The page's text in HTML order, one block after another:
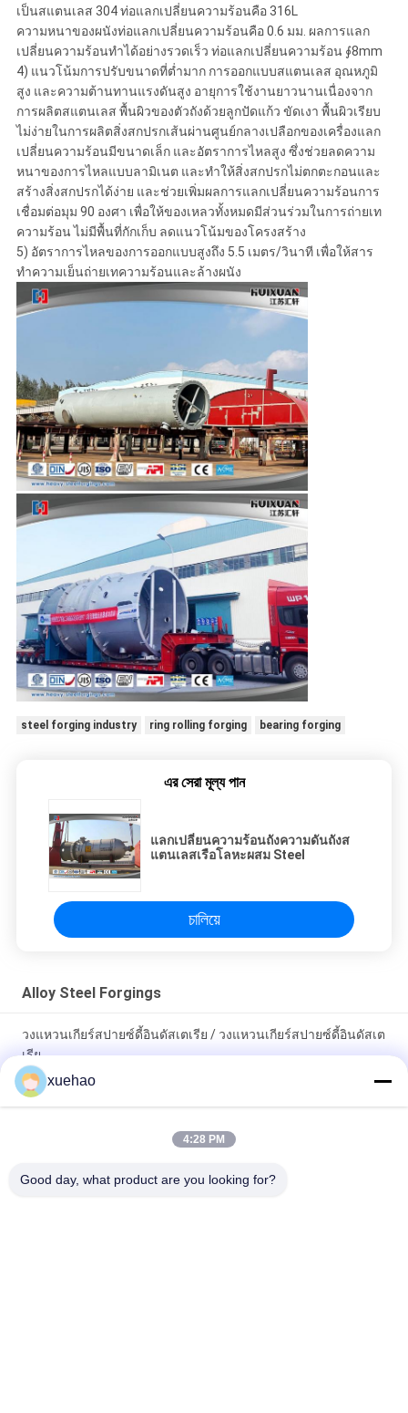
เป็นสแตนเลส 304 ท่อแลกเปลี่ยนความร้อนคือ 316L
ความหนาของผนังท่อแลกเปลี่ยนความร้อนคือ 0.6 มม. ผลการแลก
เปลี่ยนความร้อนทำได้อย่างรวดเร็ว ท่อแลกเปลี่ยนความร้อน ∮8mm
4) แนวโน้มการปรับขนาดที่ต่ำมาก การออกแบบสแตนเลส อุณหภูมิ
สูง และความต้านทานแรงดันสูง อายุการใช้งานยาวนานเนื่องจาก
การผลิตสแตนเลส พื้นผิวของตัวถังด้วยลูกปัดแก้ว ขัดเงา พื้นผิวเรียบ
ไม่ง่ายในการผลิตสิ่งสกปรกเส้นผ่านศูนย์กลางเปลือกของเครื่องแลก
เปลี่ยนความร้อนมีขนาดเล็ก และอัตราการไหลสูง ซึ่งช่วยลดความ
หนาของการไหลแบบลามิเนต และทำให้สิ่งสกปรกไม่ตกตะกอนและ
สร้างสิ่งสกปรกได้ง่าย และช่วยเพิ่มผลการแลกเปลี่ยนความร้อนการ
เชื่อมต่อมุม 90 องศา เพื่อให้ของเหลวทั้งหมดมีส่วนร่วมในการถ่ายเท
ความร้อน ไม่มีพื้นที่กักเก็บ ลดแนวโน้มของโครงสร้าง
5) อัตราการไหลของการออกแบบสูงถึง 5.5 เมตร/วินาที เพื่อให้สาร
ทำความเย็นถ่ายเทความร้อนและล้างผนัง
steel forging industry ring rolling forging bearing forging
এর সেরা মূল্য পান
แลกเปลี่ยนความร้อนถังความดันถังส
แตนเลสเรือโลหะผสม Steel
চালিয়ে
Alloy Steel Forgings
วงแหวนเกียร์สปายซ์ดี้อินดัสเตเรีย / วงแหวนเกียร์สปายซ์ดี้อินดัสเต
เรีย
มอเตอร์หลอดสอยแหวนโกง การรักษาความร้อนเหล็กสแตนเลส
ภาระหนักขนาดใหญ่เกียร์วงแหวน Forging การรักษาความร้อน
xuehao
4:28 PM
Good day, what product are you looking for?